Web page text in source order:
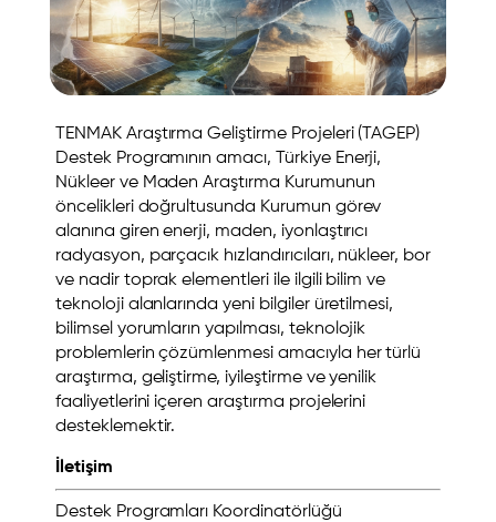
TENMAK Araştırma Geliştirme Projeleri (TAGEP)
Destek Programının amacı, Türkiye Enerji,
Nükleer ve Maden Araştırma Kurumunun
öncelikleri doğrultusunda Kurumun görev
alanına giren enerji, maden, iyonlaştırıcı
radyasyon, parçacık hızlandırıcıları, nükleer, bor
ve nadir toprak elementleri ile ilgili bilim ve
teknoloji alanlarında yeni bilgiler üretilmesi,
bilimsel yorumların yapılması, teknolojik
problemlerin çözümlenmesi amacıyla her türlü
araştırma, geliştirme, iyileştirme ve yenilik
faaliyetlerini içeren araştırma projelerini
desteklemektir.
İletişim
Destek Programları Koordinatörlüğü